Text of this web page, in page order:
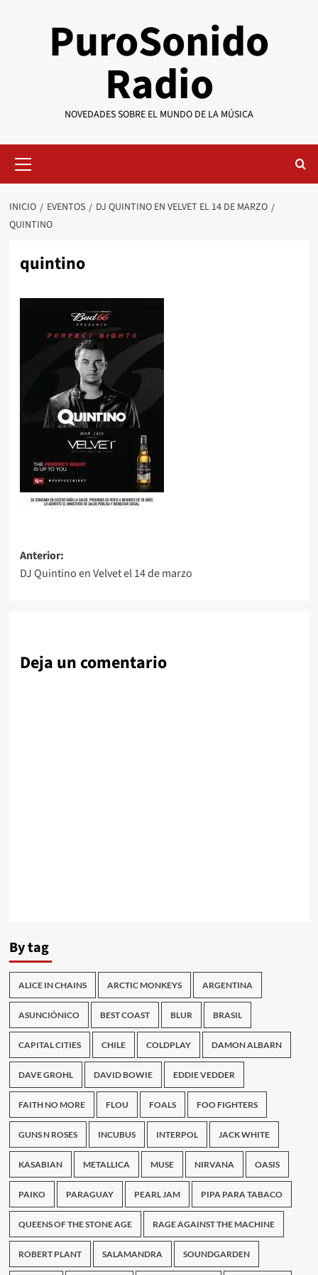
PuroSonido
Radio
NOVEDADES SOBRE EL MUNDO DE LA MÚSICA
primario
INICIO EVENTOS
DJ QUINTINO EN VELVET EL 14 DE MARZO
QUINTINO
quintino
Navegación
de
Anterior:
DJ Quintino en Velvet el 14 de marzo
Deja un comentario
By tag
ALICE IN CHAINS ARCTIC MONKEYS ARGENTINA
ASUNCIÓNICO BEST COAST BLUR BRASIL
CAPITAL CITIES CHILE COLDPLAY DAMON ALBARN
DAVE GROHL DAVID BOWIE EDDIE VEDDER
FAITH NO MORE FLOU FOALS FOO FIGHTERS
GUNS N ROSES INCUBUS INTERPOL JACK WHITE
KASABIAN METALLICA MUSE NIRVANA OASIS
PAIKO PARAGUAY PEARL JAM PIPA PARA TABACO
QUEENS OF THE STONE AGE RAGE AGAINST THE MACHINE
ROBERT PLANT SALAMANDRA SOUNDGARDEN